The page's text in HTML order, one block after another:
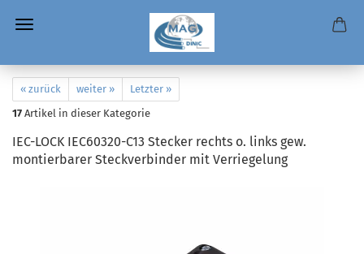
« zurück weiter »
Letzter »
17 Artikel in dieser Kategorie
IEC-LOCK IEC60320-C13 Stecker rechts o. links gew.
montierbarer Steckverbinder mit Verriegelung